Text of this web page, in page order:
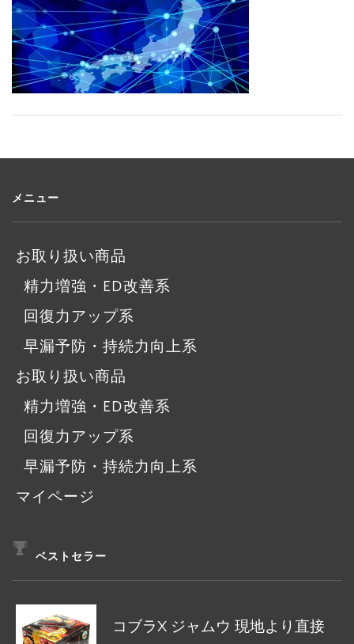
メニュー
お取り扱い商品
精力増強・ED改善系
回復力アップ系
早漏予防・持続力向上系
お取り扱い商品
精力増強・ED改善系
回復力アップ系
早漏予防・持続力向上系
マイページ
ベストセラー
コブラX ジャムウ 現地より直接